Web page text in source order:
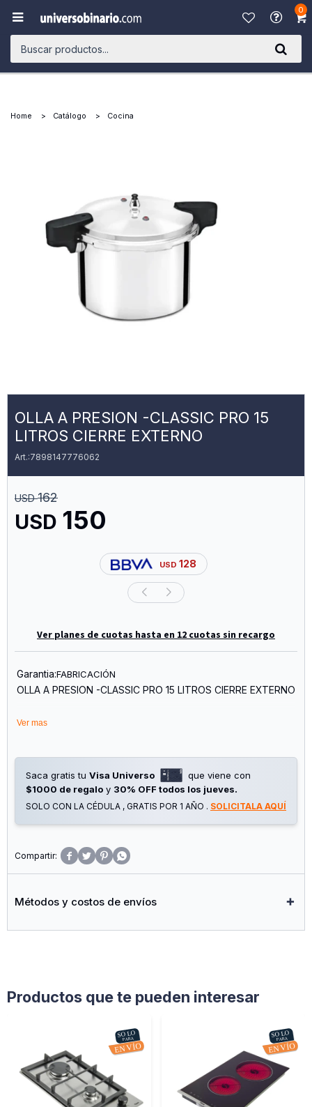
0

Home Catálogo Cocina
OLLA A PRESION -CLASSIC PRO 15
LITROS CIERRE EXTERNO
7898147776062
USD 150
USD 162
USD 128
Ver planes de cuotas hasta en 12 cuotas sin recargo
Garantia:FABRICACIÓN
OLLA A PRESION -CLASSIC PRO 15 LITROS CIERRE EXTERNO
Ver mas
Saca gratis tu Visa Universo
que viene con
$1000 de regalo y 30% OFF todos los jueves.
SOLO CON LA CÉDULA , GRATIS POR 1 AÑO . SOLICITALA AQUÍ
   
Métodos y costos de envíos
Productos que te pueden interesar